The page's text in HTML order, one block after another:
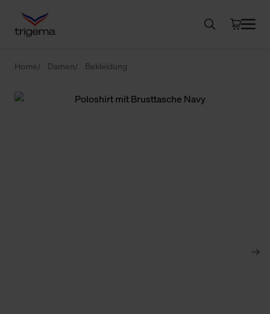
Home Damen Bekleidung